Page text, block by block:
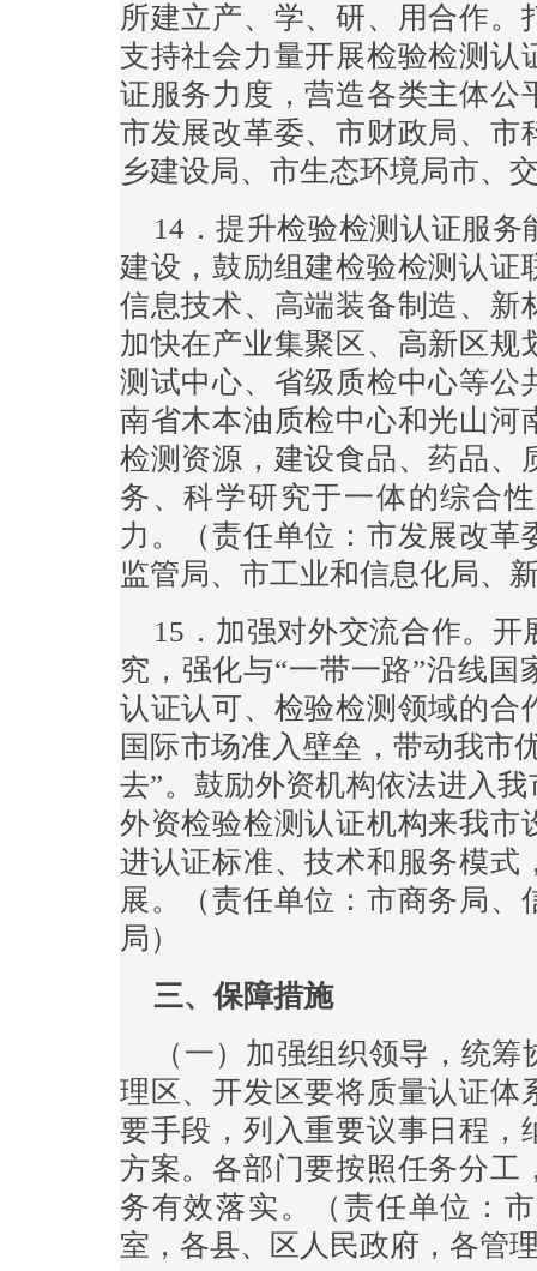
所建立产、学、研、用合作
支持社会力量开展检验检测认
证服务力度，营造各类主体公
市发展改革委、市财政局、市
乡建设局、市生态环境局市、
14．提升检验检测认证服
建设，鼓励组建检验检测认证
信息技术、高端装备制造、新
加快在产业集聚区、高新区规
测试中心、省级质检中心等公
南省木本油质检中心和光山河
检测资源，建设食品、药品、
务、科学研究于一体的综合
力。（责任单位：市发展改
监管局、市工业和信息化局、
15．加强对外交流合作。
究，强化与“一带一路”沿线
认证认可、检验检测领域的合
国际市场准入壁垒，带动我市
去”。鼓励外资机构依法进入
外资检验检测认证机构来我市
进认证标准、技术和服务模式
展。（责任单位：市商务局
局）
三、保障措施
（一）加强组织领导，统
理区、开发区要将质量认证体
要手段，列入重要议事日程，
方案。各部门要按照任务分工
务有效落实。（责任单位：
室，各县、区人民政府，各管